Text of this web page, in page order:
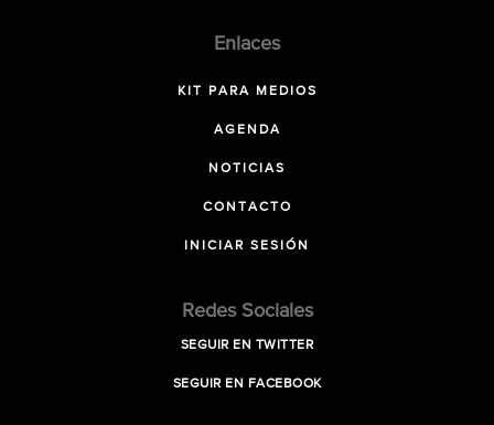
Enlaces
KIT PARA MEDIOS
AGENDA
NOTICIAS
CONTACTO
INICIAR SESIÓN
Redes Sociales
SEGUIR EN TWITTER
SEGUIR EN FACEBOOK